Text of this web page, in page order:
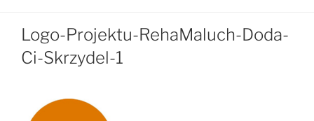
Logo-Projektu-RehaMaluch-Doda-
Ci-Skrzydel-1